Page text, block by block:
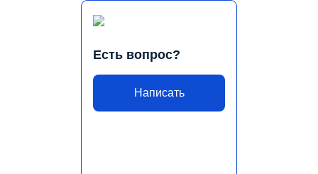
Есть вопрос?
Написать